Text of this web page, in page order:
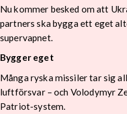
Nu kommer besked om att
partners ska bygga ett eget
supervapnet.
Bygger eget
Många ryska missiler tar sig
luftförsvar – och Volodymyr
Patriot-system.